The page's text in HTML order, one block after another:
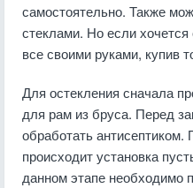
самостоятельно. Также
стеклами. Но если
все своими руками, купив
Для остекления сначала
для рам из бруса. Перед
обработать
происходит установка
данном этапе необходимо